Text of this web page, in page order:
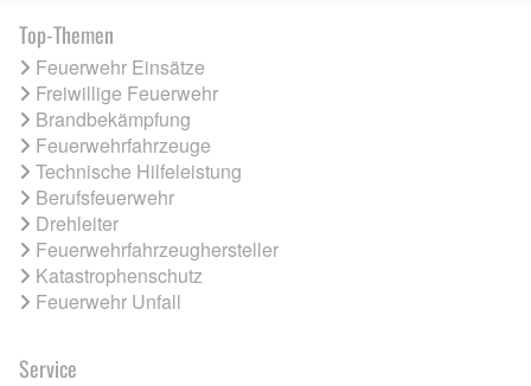
Top-Themen
Feuerwehr Einsätze
Freiwillige Feuerwehr
Brandbekämpfung
Feuerwehrfahrzeuge
Technische Hilfeleistung
Berufsfeuerwehr
Drehleiter
Feuerwehrfahrzeughersteller
Katastrophenschutz
Feuerwehr Unfall
Service